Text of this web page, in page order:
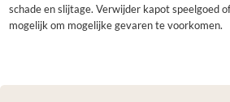
schade en slijtage. Verwijder kapot speelgoed
mogelijk om mogelijke gevaren te voorkomen.